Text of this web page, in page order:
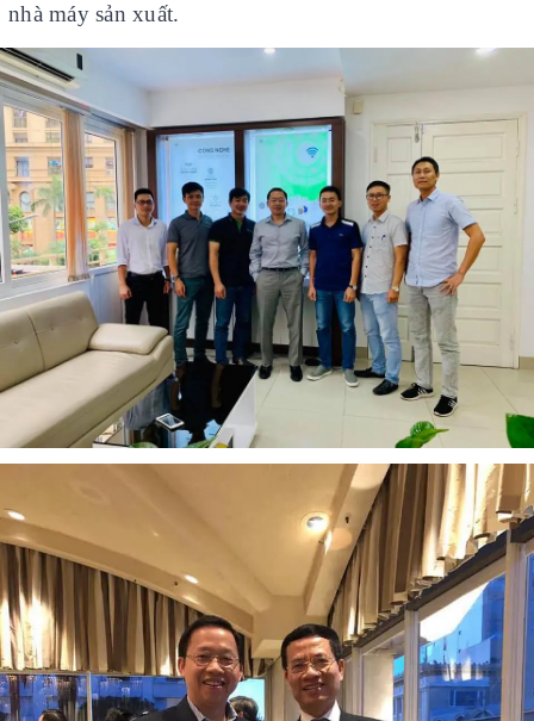
nhà máy sản xuất.